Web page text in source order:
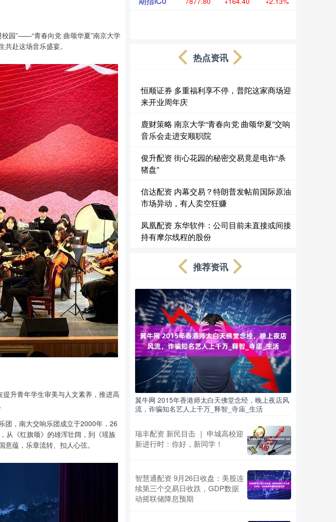
园”——“青春向党 曲颂华夏”南京大学
赴这场音乐盛宴。
升青年学生审美与人文素养，推进高
团，南大交响乐团成立于2000年，26
从《红旗颂》的雄浑壮阔，到《瑶族
蕴，乐章流转、扣人心弦。
热点资讯
恒顺证券 多重福利享不停，普陀这家商场迎
来开业周年庆
鹿财策略 南京大学“青春向党 曲颂华夏”交响
音乐会走进安顺职院
俊升配资 街心花园的秘密交易竟是电诈“杀
猪盘”
信达配资 内幕交易？特朗普发帖前国际原油
市场异动，有人卖空狂赚
凤凰配资 东华软件：公司目前未直接或间接
持有摩尔线程的股份
推荐资讯
翼牛网 2015年香港师太白天佛堂念经，晚上夜店风
流，诈骗知名艺人上千万_释智_寺庙_生活
瑞丰配资 新民目击 ｜ 申城高校迎
新进行时：你好，新同学！
智慧通配资 9月26日收盘：美股连
续第三个交易日收跌，GDP数据
动摇联储降息预期